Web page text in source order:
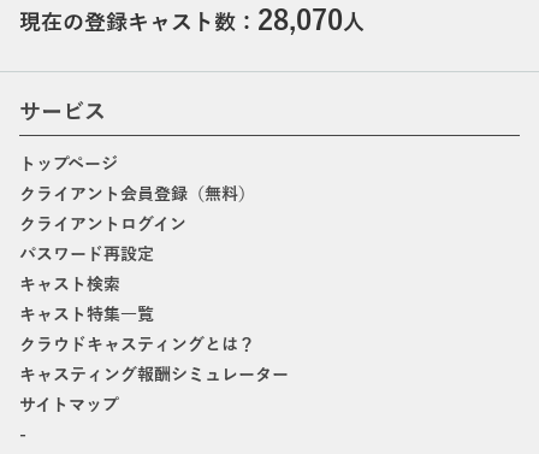
現在の登録キャスト数： 28,070人
サービス
トップページ
クライアント会員登録（無料）
クライアントログイン
パスワード再設定
キャスト検索
キャスト特集一覧
クラウドキャスティングとは？
キャスティング報酬シミュレーター
サイトマップ
-